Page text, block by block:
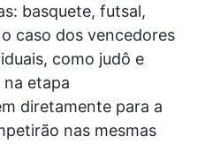
basquete, futsal,
caso dos vencedores
como judô e
etapa
diretamente para a
nas mesmas